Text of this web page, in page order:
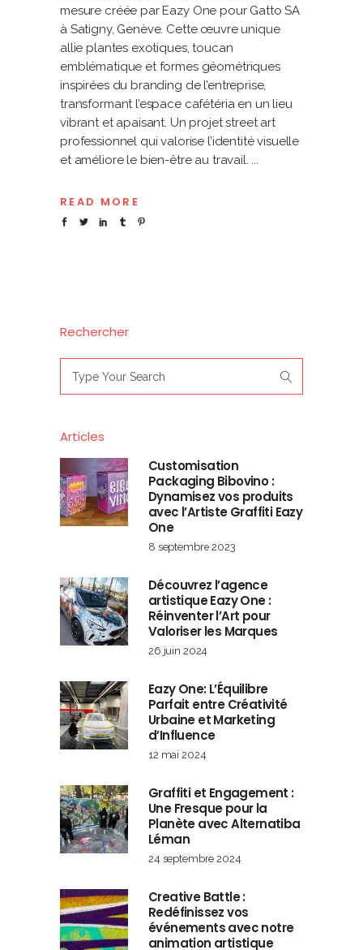
mesure créée par Eazy One pour Gatto SA
à Satigny, Genève. Cette œuvre unique
allie plantes exotiques, toucan
emblématique et formes géométriques
inspirées du branding de l’entreprise,
transformant l’espace cafétéria en un lieu
vibrant et apaisant. Un projet street art
professionnel qui valorise l’identité visuelle
et améliore le bien-être au travail.
READ MORE
Rechercher
for:
Articles
Customisation
Packaging Bibovino :
Dynamisez vos produits
avec l’Artiste Graffiti Eazy
One
8 septembre 2023
Découvrez l’agence
artistique Eazy One :
Réinventer l’Art pour
Valoriser les Marques
26 juin 2024
Eazy One: L’Équilibre
Parfait entre Créativité
Urbaine et Marketing
d’Influence
12 mai 2024
Graffiti et Engagement :
Une Fresque pour la
Planète avec Alternatiba
Léman
24 septembre 2024
Creative Battle :
Redéfinissez vos
événements avec notre
animation artistique